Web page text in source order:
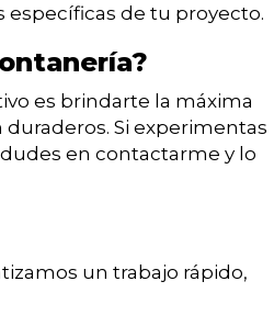
específicas de tu proyecto.
es brindarte la máxima
Si experimentas
en contactarme y lo
un trabajo rápido,